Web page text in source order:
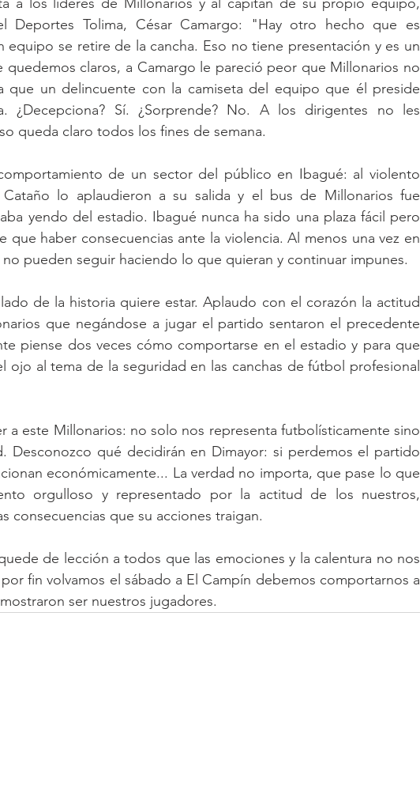
Deportes Tolima, César Camargo: "Hay otro hecho que es
equipo se retire de la cancha. Eso no tiene presentación y es un
quedemos claros, a Camargo le pareció peor que Millonarios no
que un delincuente con la camiseta del equipo que él preside
¿Decepciona? Sí. ¿Sorprende? No. A los dirigentes no les
queda claro todos los fines de semana.
de un sector del público en Ibagué: al violento
lo aplaudieron a su salida y el bus de Millonarios fue
yendo del estadio. Ibagué nunca ha sido una plaza fácil pero
que haber consecuencias ante la violencia. Al menos una vez en
no pueden seguir haciendo lo que quieran y continuar impunes.
de la historia quiere estar. Aplaudo con el corazón la actitud
que negándose a jugar el partido sentaron el precedente
piense dos veces cómo comportarse en el estadio y para que
ojo al tema de la seguridad en las canchas de fútbol profesional
Desconozco qué decidirán en Dimayor: si perdemos el partido
económicamente... La verdad no importa, que pase lo que
orgulloso y representado por la actitud de los nuestros,
consecuencias que su acciones traigan.
de lección a todos que las emociones y la calentura no nos
fin volvamos el sábado a El Campín debemos comportarnos a
ser nuestros jugadores.